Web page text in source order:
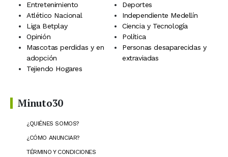
Entretenimiento
Deportes
Atlético Nacional
Independiente Medellín
Liga Betplay
Ciencia y Tecnología
Opinión
Política
Mascotas perdidas y en
adopción
Personas desaparecidas y
extraviadas
Tejiendo Hogares
Minuto30
¿QUIÉNES SOMOS?
¿CÓMO ANUNCIAR?
TÉRMINO Y CONDICIONES